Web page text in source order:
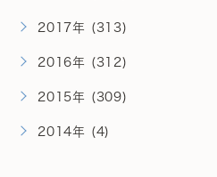
2017年 (313)
2016年 (312)
2015年 (309)
2014年 (4)